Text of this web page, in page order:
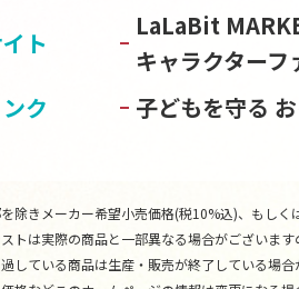
ト
LaLaBit
キャラクター
ク
子どもを守る
除きメーカー希望小売価格(税10%込)、もしく
トは実際の商品と一部異なる場合がございま
している商品は生産・販売が終了している場